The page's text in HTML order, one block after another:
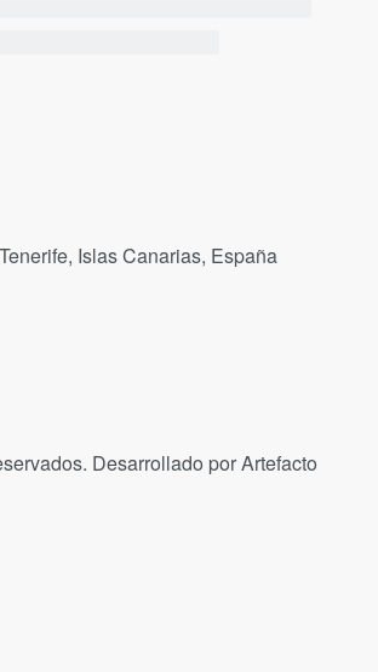
Islas Canarias, España
Desarrollado por Artefacto